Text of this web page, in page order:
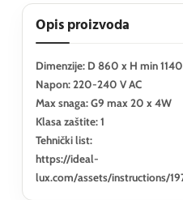
Opis proizvoda
Dimenzije: D 860 x H min
Napon: 220-240 V AC
Max snaga: G9 max 20 x 4W
Klasa zaštite: 1
Tehnički list:
https://ideal-
lux.com/assets/instructions/